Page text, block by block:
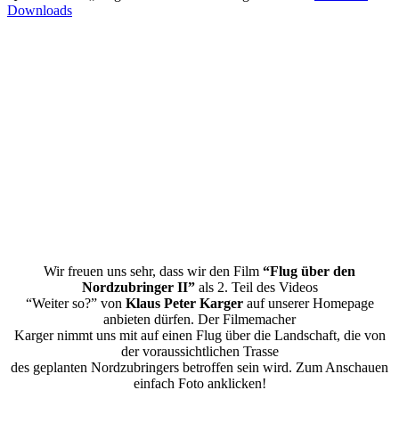
Downloads
Wir freuen uns sehr, dass wir den Film “Flug über den
Nordzubringer II”als 2. Teil des Videos
“Weiter so?” von Klaus Peter Kargerauf unserer Homepage
anbieten dürfen. Der Filmemacher
Karger nimmt uns mit auf einen Flug über die Landschaft, die von
der voraussichtlichen Trasse
des geplanten Nordzubringers betroffen sein wird. Zum Anschauen
einfach Foto anklicken!